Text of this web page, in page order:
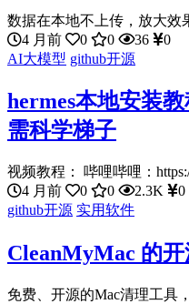
数据在本地不上传，放大效
4 月前
0 0 36
0
AI大模型 github开源
hermes本地安装
需科学梯子
视频教程： 哔哩哔哩：
4 月前
0 0 2.3K
0
github开源 实用软件
CleanMyMac 的
免费、开源的Mac清理工具